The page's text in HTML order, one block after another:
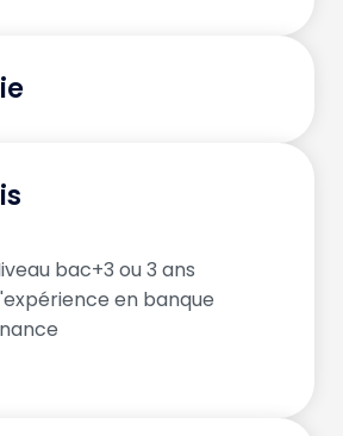
bac+3 ou 3 ans
en banque